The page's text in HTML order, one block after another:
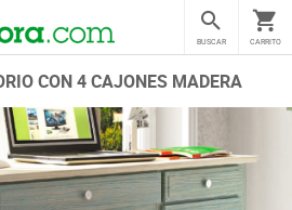
CARRITO
BUSCAR
CON 4 CAJONES MADERA